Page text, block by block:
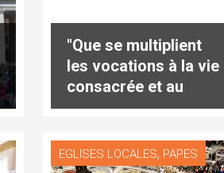
"Que se multiplient
les vocations à la vie
consacrée et au
mariage chrétien"
EGLISES LOCALES, PAPES